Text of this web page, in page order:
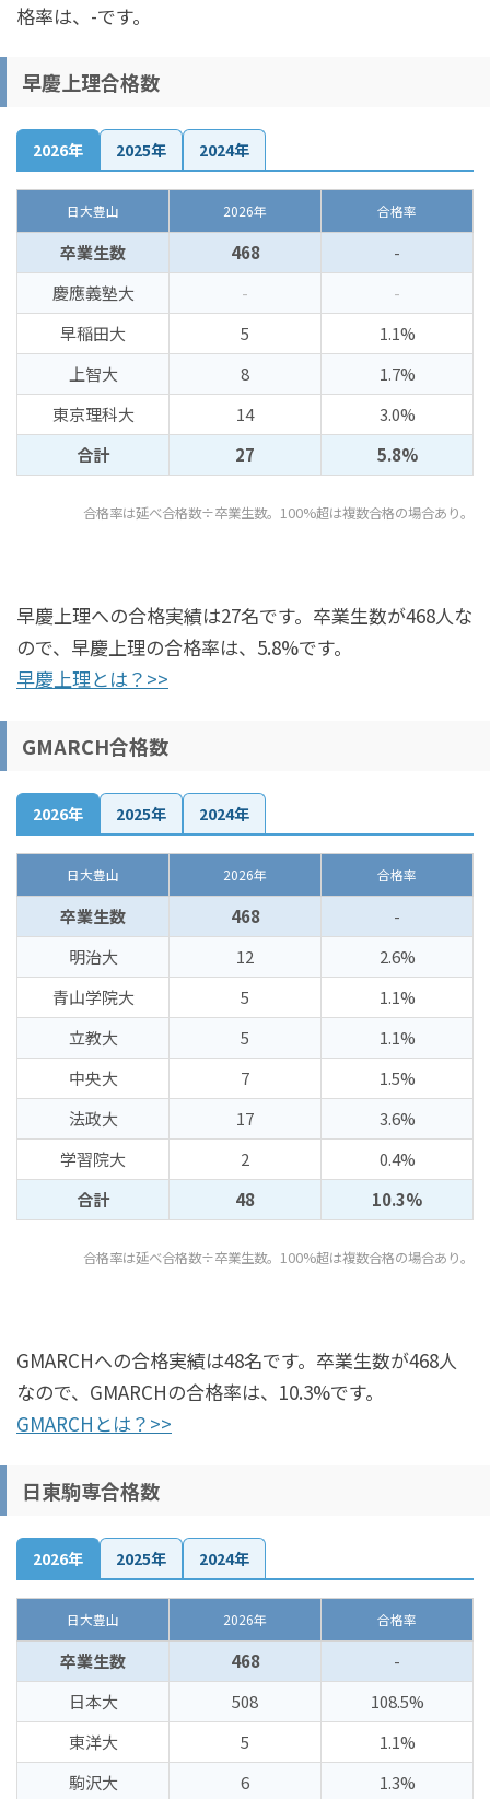
格率は、-です。
早慶上理合格数
2026年 2025年 2024年
日大豊山 2026年 合格率
卒業生数 468
-
慶應義塾大
-
-
早稲田大
5
1.1%
上智大
8
1.7%
東京理科大
14
3.0%
合計
27 5.8%
合格率は延べ合格数÷卒業生数。100%超は複数合格の場合あり。
早慶上理への合格実績は27名です。卒業生数が468人な
ので、早慶上理の合格率は、5.8%です。
早慶上理とは？>>
GMARCH合格数
2026年 2025年 2024年
日大豊山 2026年 合格率
卒業生数 468
-
明治大
12
2.6%
青山学院大
5
1.1%
立教大
5
1.1%
中央大
7
1.5%
法政大
17
3.6%
学習院大
2
0.4%
合計
48 10.3%
合格率は延べ合格数÷卒業生数。100%超は複数合格の場合あり。
GMARCHへの合格実績は48名です。卒業生数が468人
なので、GMARCHの合格率は、10.3%です。
GMARCHとは？>>
日東駒専合格数
2026年 2025年 2024年
日大豊山 2026年 合格率
卒業生数 468
-
日本大
508
108.5%
東洋大
5
1.1%
駒沢大
6 1.3%